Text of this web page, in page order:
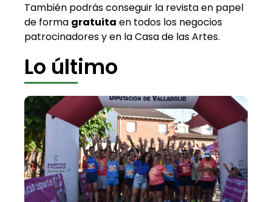
También podrás conseguir la revista en papel
de forma gratuita en todos los negocios
patrocinadores y en la Casa de las Artes.
Lo último